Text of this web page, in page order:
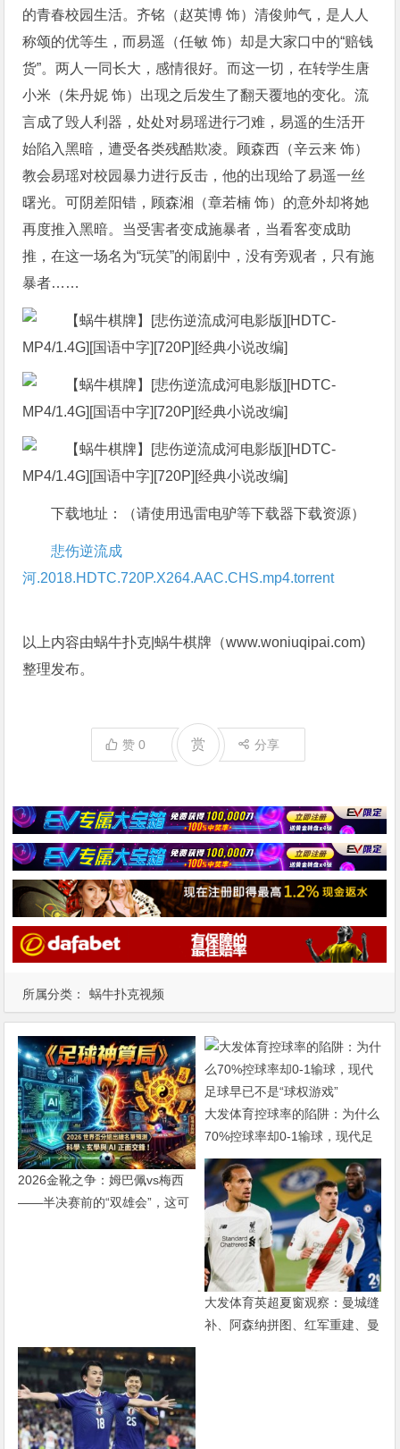
所属分类： 蜗牛扑克视频
的青春校园生活。齐铭（赵英博 饰）清俊帅气，是人人
称颂的优等生，而易遥（任敏 饰）却是大家口中的“赔钱
货”。两人一同长大，感情很好。而这一切，在转学生唐
小米（朱丹妮 饰）出现之后发生了翻天覆地的变化。流
言成了毁人利器，处处对易瑶进行刁难，易遥的生活开
始陷入黑暗，遭受各类残酷欺凌。顾森西（辛云来 饰）
教会易瑶对校园暴力进行反击，他的出现给了易遥一丝
曙光。可阴差阳错，顾森湘（章若楠 饰）的意外却将她
再度推入黑暗。当受害者变成施暴者，当看客变成助
推，在这一场名为“玩笑”的闹剧中，没有旁观者，只有施
暴者……
下载地址：（请使用迅雷电驴等下载器下载资源）
悲伤逆流成
河.2018.HDTC.720P.X264.AAC.CHS.mp4.torrent
以上内容由蜗牛扑克|蜗牛棋牌（www.woniuqipai.com)
整理发布。
赞0 赏 分享
2026金靴之争：姆巴佩vs梅西
——半决赛前的“双雄会”，这可
大发体育控球率的陷阱：为什么
70%控球率却0-1输球，现代足
球早已不是“球权游戏”
大发体育英超夏窗观察：曼城缝
补、阿森纳拼图、红军重建、曼